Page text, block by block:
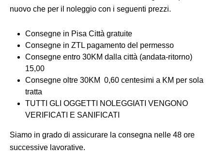
nuovo che per il noleggio con i seguenti prezzi.
Consegne in Pisa Città gratuite
Consegne in ZTL pagamento del permesso
Consegne entro 30KM dalla città (andata-ritorno)
15,00
Consegne oltre 30KM 0,60 centesimi a KM per sola
tratta
TUTTI GLI OGGETTI NOLEGGIATI VENGONO
VERIFICATI E SANIFICATI
Siamo in grado di assicurare la consegna nelle 48 ore
successive lavorative.